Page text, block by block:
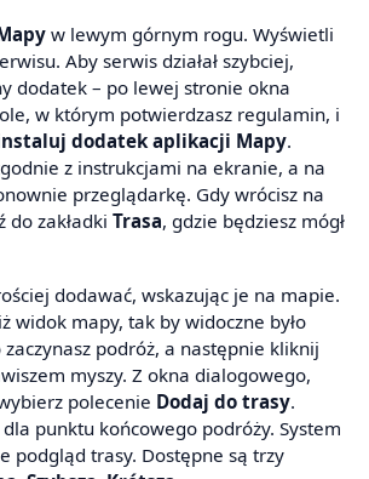
w lewym górnym rogu. Wyświetli
Aby serwis działał szybciej,
dodatek – po lewej stronie okna
w którym potwierdzasz regulamin, i
dodatek aplikacji Mapy.
z instrukcjami na ekranie, a na
przeglądarkę. Gdy wrócisz na
do zakładki Trasa, gdzie będziesz mógł
dodawać, wskazując je na mapie.
widok mapy, tak by widoczne było
podróż, a następnie kliknij
myszy. Z okna dialogowego,
polecenie Dodaj do trasy.
punktu końcowego podróży. System
podgląd trasy. Dostępne są trzy